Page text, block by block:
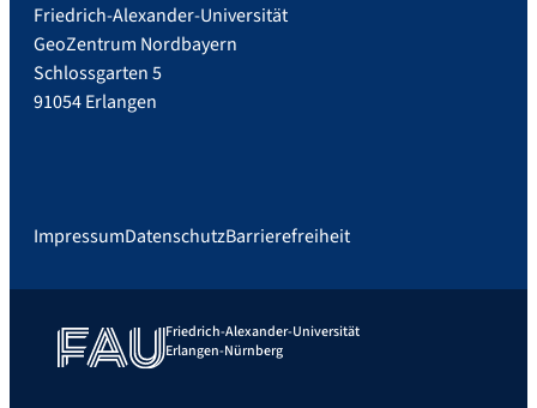
Friedrich-Alexander-Universität
GeoZentrum Nordbayern
Schlossgarten 5
91054 Erlangen
ImpressumDatenschutzBarrierefreiheit
Friedrich-Alexander-Universität
Erlangen-Nürnberg